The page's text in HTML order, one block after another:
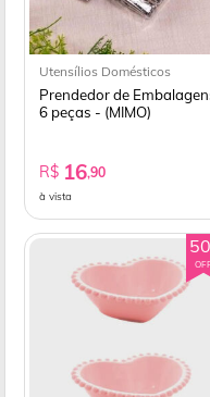
Utensílios Domésticos
Prendedor de
6 peças - (MIMO)
R$ 16,90
à vista
50
OFF